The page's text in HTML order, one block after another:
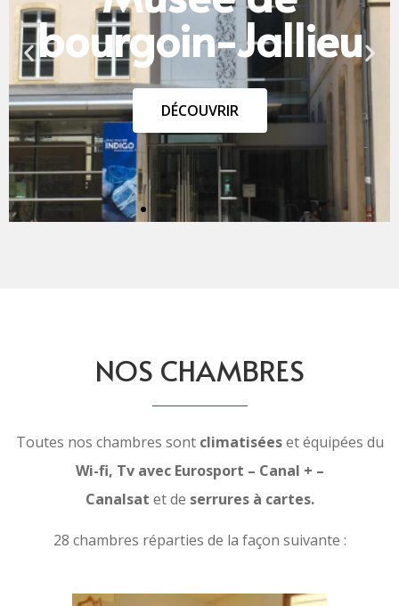
NOS CHAMBRES
Toutes nos chambres sont climatiséeset équipées du
Wi-fi, Tv avec Eurosport – Canal + –
Canalsat et de serrures à cartes.
28 chambres réparties de la façon suivante :